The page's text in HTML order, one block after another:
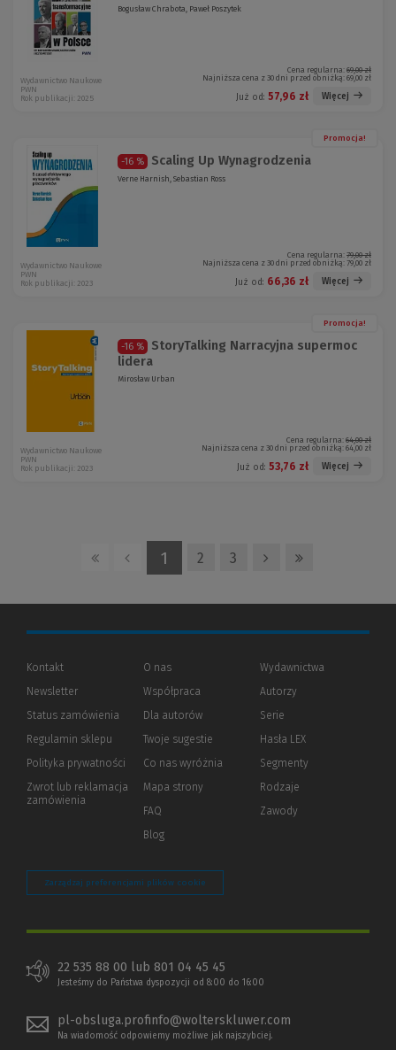
Bogusław Chrabota, Paweł Poszytek
Cena regularna: 69,00 zł
Najniższa cena z 30 dni przed obniżką: 69,00 zł
Już od: 57,96 zł Więcej
Wydawnictwo Naukowe
PWN
Rok publikacji: 2025
Promocja!
-16 % Scaling Up Wynagrodzenia
Verne Harnish, Sebastian Ross
Cena regularna: 79,00 zł
Najniższa cena z 30 dni przed obniżką: 79,00 zł
Już od: 66,36 zł Więcej
Wydawnictwo Naukowe
PWN
Rok publikacji: 2023
Promocja!
-16 %
StoryTalking Narracyjna supermoc
lidera
Mirosław Urban
Cena regularna: 64,00 zł
Najniższa cena z 30 dni przed obniżką: 64,00 zł
Już od: 53,76 zł Więcej
Wydawnictwo Naukowe
PWN
Rok publikacji: 2023
1 2 3
Kontakt
Newsletter
Status zamówienia
Regulamin sklepu
Polityka prywatności (Nowe
(Link
innej
Zwrot lub reklamacja
zamówienia
O nas
Współpraca
Dla autorów(Nowe
(Link
innej
strony)
Twoje sugestie
Co nas wyróżnia
Mapa strony
FAQ
Blog
Wydawnictwa
Autorzy
Serie
Hasła LEX
Segmenty
Rodzaje
Zawody
Zarządzaj preferencjami plików cookie
22 535 88 00 lub 801 04 45 45
Jesteśmy do Państwa dyspozycji od 8:00 do 16:00
pl-obsluga.profinfo@wolterskluwer.com
Na wiadomość odpowiemy możliwe jak najszybciej.